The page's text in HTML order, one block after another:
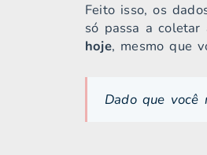
Feito isso, os
só passa a
hoje, mesmo que
Dado que você